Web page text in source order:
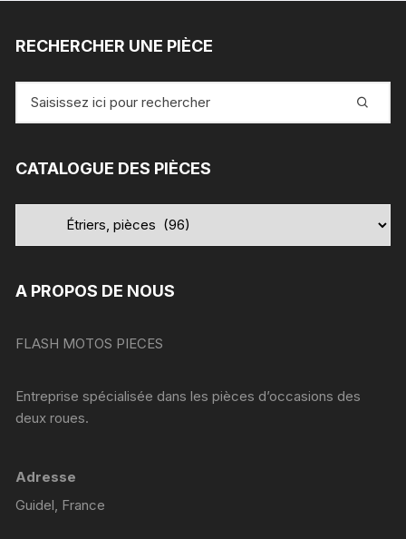
RECHERCHER UNE PIÈCE
pour
CATALOGUE DES PIÈCES
A PROPOS DE NOUS
FLASH MOTOS PIECES
Entreprise spécialisée dans les pièces d’occasions des
deux roues.
Adresse
Guidel, France